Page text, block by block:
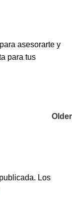
asesorarte y
para tus
Older
Los